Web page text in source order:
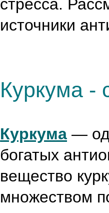
стресса.
источники
Куркума -
Куркума —
богатых
вещество
множеством